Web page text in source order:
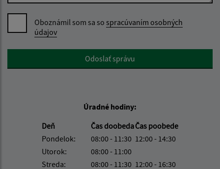
Oboznámil som sa so spracúvaním osobných
údajov
Google reCaptcha ResponseOdoslať správu
Úradné hodiny:
Deň
Čas doobedaČas poobede
Pondelok:
08:00 - 11:30 12:00 - 14:30
Utorok:
08:00 - 11:00
Streda:
08:00 - 11:30 12:00 - 16:30